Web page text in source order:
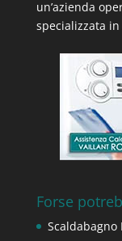
un’azienda
specializzata in
Forse
Scaldabagno